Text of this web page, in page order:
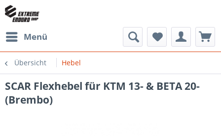
Menü
Übersicht Hebel
SCAR Flexhebel für KTM 13- & BETA 20-
(Brembo)